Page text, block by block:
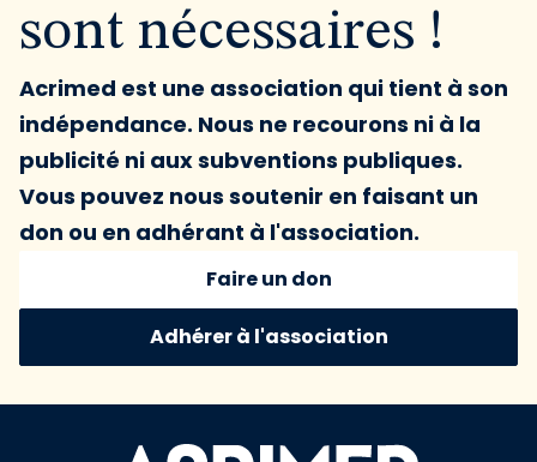
sont nécessaires !
Acrimed est une association qui tient à son
indépendance. Nous ne recourons ni à la
publicité ni aux subventions publiques.
Vous pouvez nous soutenir en faisant un
don ou en adhérant à l'association.
Faire un don
Adhérer à l'association